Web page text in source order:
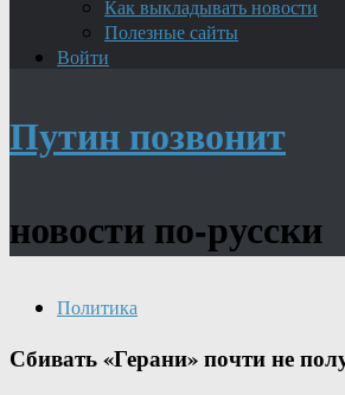
Как выкладывать новости
Полезные сайты
Войти
Путин позвонит
новости по-русски
Политика
Сбивать «Герани» почти не